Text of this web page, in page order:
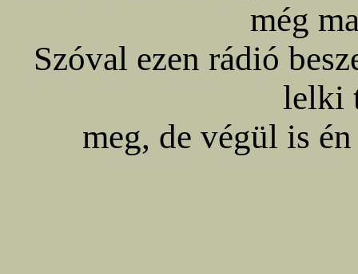
még
Szóval ezen rádió
lelki
meg, de végül is